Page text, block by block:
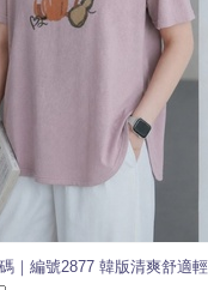
｜編號2877 韓版清爽舒適